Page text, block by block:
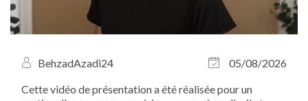
BehzadAzadi24
05/08/2026
Cette vidéo de présentation a été réalisée pour un